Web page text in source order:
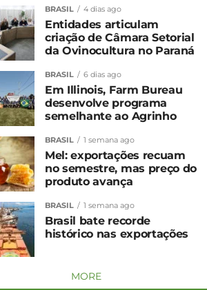
BRASIL 4 dias ago
Entidades articulam
criação de Câmara Setorial
da Ovinocultura no Paraná
BRASIL 6 dias ago
Em Illinois, Farm Bureau
desenvolve programa
semelhante ao Agrinho
BRASIL 1 semana ago
Mel: exportações recuam
no semestre, mas preço do
produto avança
BRASIL 1 semana ago
Brasil bate recorde
histórico nas exportações
MORE